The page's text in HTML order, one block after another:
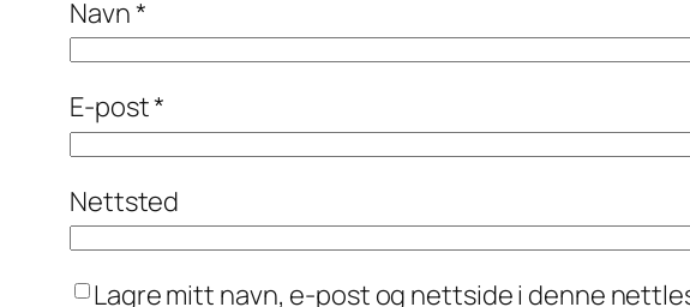
Navn*
E-post*
Nettsted
Lagre mitt navn, e-post og nettside i denne